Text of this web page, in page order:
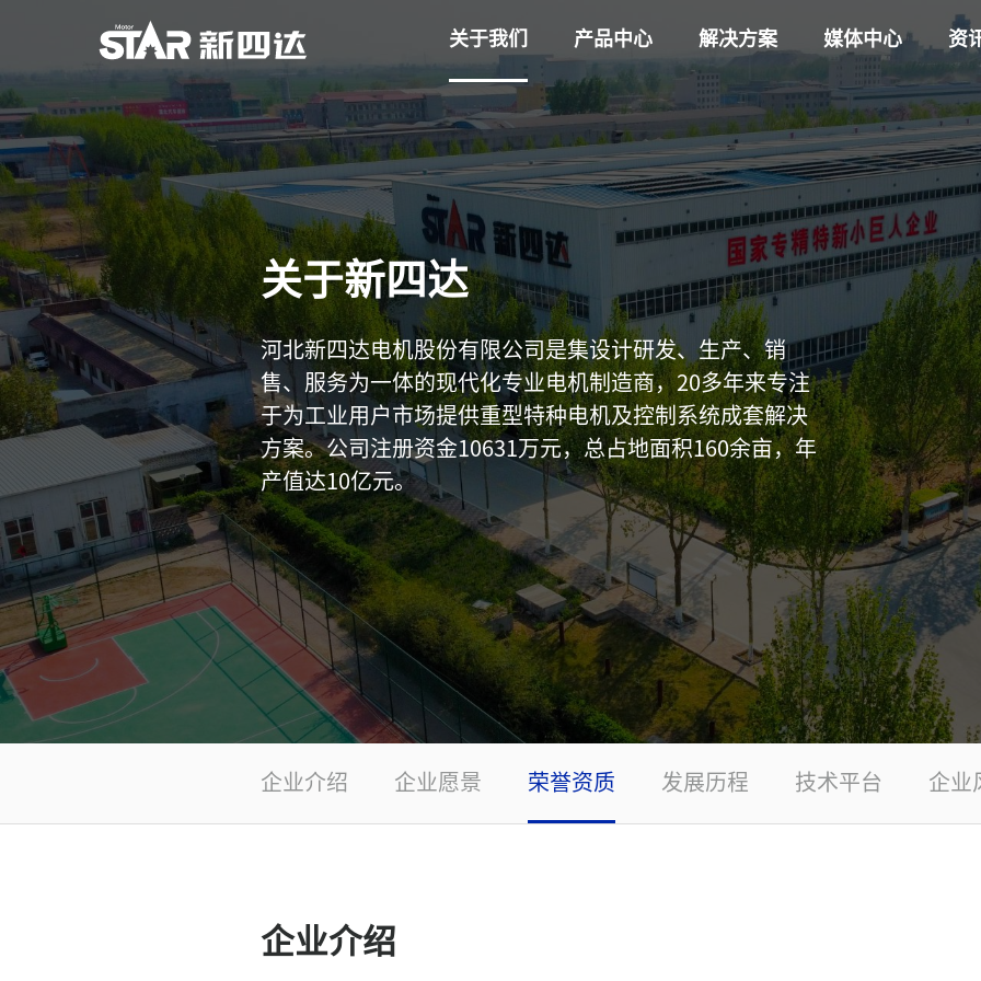
关于我们 产品中心 解决方案 媒体中心 资
关于新四达
河北新四达电机股份有限公司是集设计研发、生产、销
售、服务为一体的现代化专业电机制造商，20多年来专注
于为工业用户市场提供重型特种电机及控制系统成套解决
方案。公司注册资金10631万元，总占地面积160余亩，年
产值达10亿元。
企业介绍 企业愿景 荣誉资质 发展历程 技术平台 企业
企业介绍